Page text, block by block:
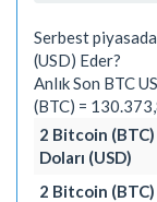
Serbest
(USD) Eder?
Anlık Son BTC
(BTC) =
2 Bitcoin (BTC)
Doları (USD)
2 Bitcoin (BTC)